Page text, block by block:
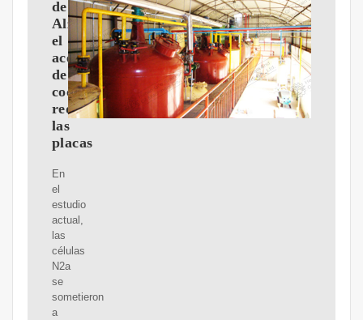
de
Alzheimer:
el
aceite
de
coco
reduce
las
placas
En
el
estudio
actual,
las
células
N2a
se
sometieron
a